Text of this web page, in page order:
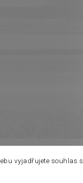
vyjadřujete souhlas s